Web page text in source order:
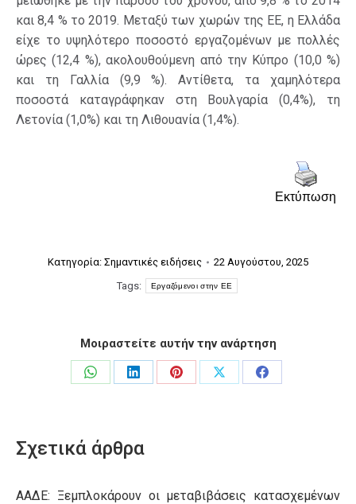
και 8,4 % το 2019. Μεταξύ των χωρών της ΕΕ, η Ελλάδα
είχε το υψηλότερο ποσοστό εργαζομένων με πολλές
ώρες (12,4 %), ακολουθούμενη από την Κύπρο (10,0 %)
και τη Γαλλία (9,9 %). Αντίθετα, τα χαμηλότερα
ποσοστά καταγράφηκαν στη Βουλγαρία (0,4%), τη
Λετονία (1,0%) και τη Λιθουανία (1,4%).
Εκτύπωση
Κατηγορία: Σημαντικές ειδήσεις
22 Αυγούστου, 2025
Tags:
Εργαζόμενοι στην ΕΕ
Μοιραστείτε αυτήν την ανάρτηση
Share
Share
Share
Share
Share
Σχετικά άρθρα
ΑΑΔΕ: Ξεμπλοκάρουν οι μεταβιβάσεις κατασχεμένων